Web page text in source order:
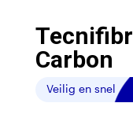
Carbon